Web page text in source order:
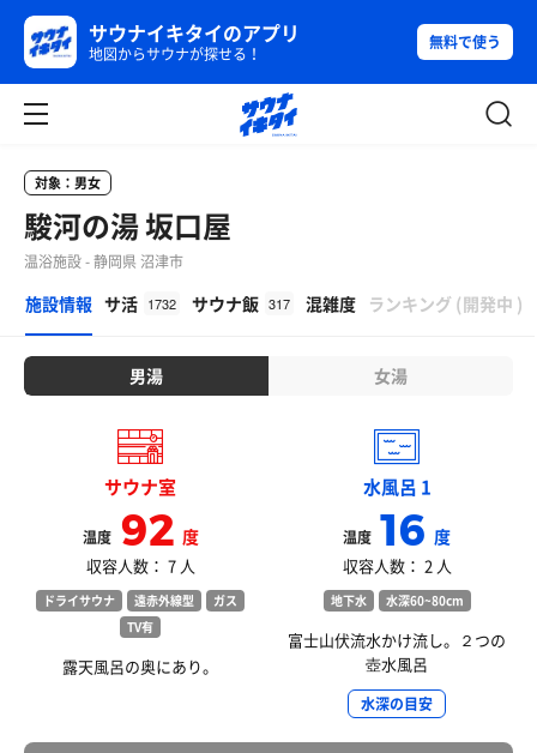
サウナイキタイのアプリ
地図からサウナが探せる！
無料で使う
対象：男女
駿河の湯 坂口屋
温浴施設 - 静岡県 沼津市
施設情報 サ活 1732 サウナ飯 317 混雑度 ランキング (開発中 )
男湯 女湯
サウナ室
温度92度
収容人数： 7 人
ドライサウナ 遠赤外線型
ガス
TV有
露天風呂の奥にあり。
水風呂 1
温度 16度
収容人数： 2 人
地下水 水深60~80cm
富士山伏流水かけ流し。２つの
壺水風呂
水深の目安